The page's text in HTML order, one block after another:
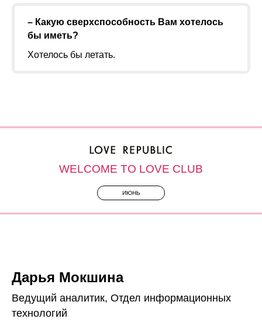
– Какую сверхспособность Вам хотелось
бы иметь?
Хотелось бы летать.
WELCOME TO LOVE CLUB
ИЮНЬ
Дарья Мокшина
Ведущий аналитик, Отдел информационных
технологий